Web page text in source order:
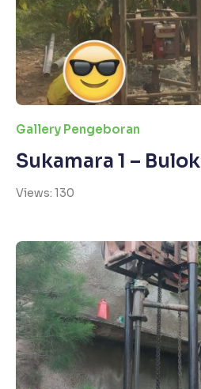
Gallery Pengeboran
Sukamara 1 – Bulok
Views: 130